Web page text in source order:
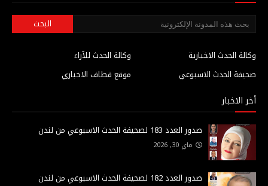
وكالة الحدث للآراء
وكالة الحدث الاخبارية
موقع قطاف الاخباري
صحيفة الحدث الاسبوعي
أخر الاخبار
صدور العدد 183 لصحيفة الحدث الاسبوعي من لندن
ماي 30, 2026
صدور العدد 182 لصحيفة الحدث الاسبوعي من لندن